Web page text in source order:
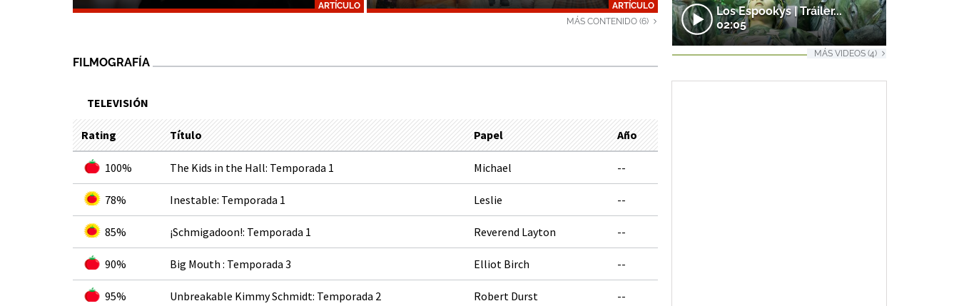
ARTÍCULO ARTÍCULO
MÁS CONTENIDO (6)
FILMOGRAFÍA
TELEVISIÓN
Rating Título Papel Año
100% The Kids in the Hall: Temporada 1 Michael --
78% Inestable: Temporada 1 Leslie --
85% ¡Schmigadoon!: Temporada 1 Reverend Layton --
90% Big Mouth : Temporada 3 Elliot Birch --
95% Unbreakable Kimmy Schmidt: Temporada 2 Robert Durst --
Los Espookys | Tráiler...
02:05
MÁS VIDEOS (4)